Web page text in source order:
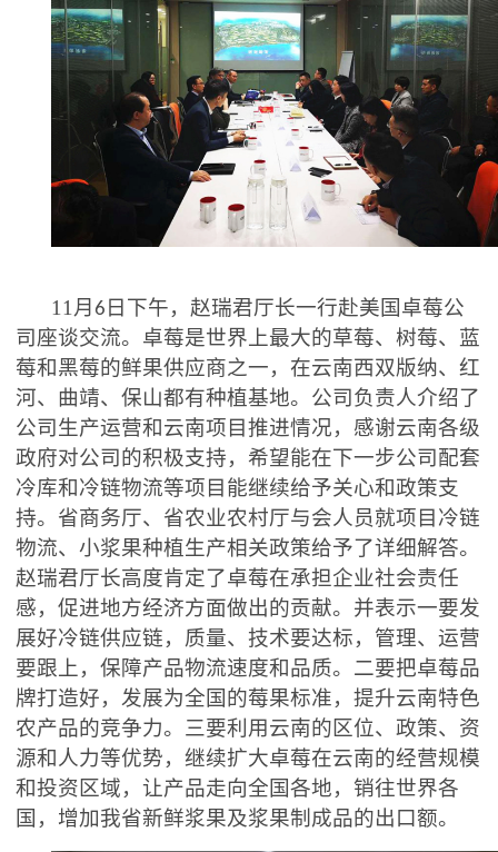
11 月 6 日下午，赵瑞君厅长一行赴美国卓莓公
司座谈交流。卓莓是世界上最大的草莓、树莓、蓝
莓和黑莓的鲜果供应商之一，在云南西双版纳、红
河、曲靖、保山都有种植基地。公司负责人介绍了
公司生产运营和云南项目推进情况，感谢云南各级
政府对公司的积极支持，希望能在下一步公司配套
冷库和冷链物流等项目能继续给予关心和政策支
持。省商务厅、省农业农村厅与会人员就项目冷链
物流、小浆果种植生产相关政策给予了详细解答。
赵瑞君厅长高度肯定了卓莓在承担企业社会责任
感，促进地方经济方面做出的贡献。并表示一要发
展好冷链供应链，质量、技术要达标，管理、运营
要跟上，保障产品物流速度和品质。二要把卓莓品
牌打造好，发展为全国的莓果标准，提升云南特色
农产品的竞争力。三要利用云南的区位、政策、资
源和人力等优势，继续扩大卓莓在云南的经营规模
和投资区域，让产品走向全国各地，销往世界各
国，增加我省新鲜浆果及浆果制成品的出口额。